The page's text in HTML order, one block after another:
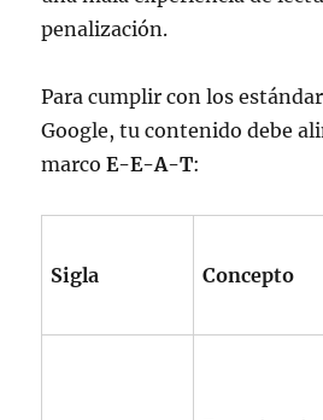
penalización.
Para cumplir con los
Google, tu contenido debe
marcoE-E-A-T:
Sigla Concepto